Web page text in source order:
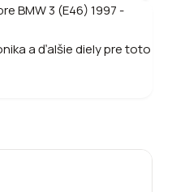
BMW3 (E46) 1997 -
a ďalšie diely pre toto